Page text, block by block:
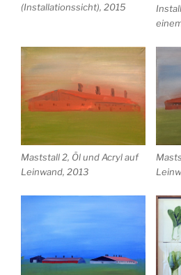
(Installationssicht), 2015
Maststall 2, Öl und Acryl auf
Leinwand, 2013